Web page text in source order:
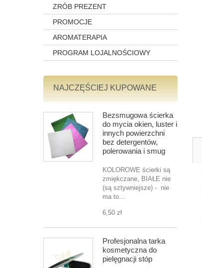
ZRÓB PREZENT
PROMOCJE
AROMATERAPIA
PROGRAM LOJALNOŚCIOWY
NAJCZĘŚCIEJ KUPOWANE
Bezsmugowa ścierka
do mycia okien, luster i
innych powierzchni
bez detergentów,
polerowania i smug
KOLOROWE ścierki są
zmiękczane, BIAŁE nie
(są sztywniejsze) - nie
ma to...
6,50 zł
Profesjonalna tarka
kosmetyczna do
pielęgnacji stóp